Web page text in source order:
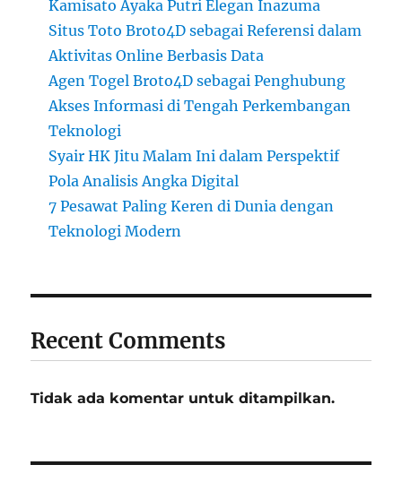
Kamisato Ayaka Putri Elegan Inazuma
Situs Toto Broto4D sebagai Referensi dalam
Aktivitas Online Berbasis Data
Agen Togel Broto4D sebagai Penghubung
Akses Informasi di Tengah Perkembangan
Teknologi
Syair HK Jitu Malam Ini dalam Perspektif
Pola Analisis Angka Digital
7 Pesawat Paling Keren di Dunia dengan
Teknologi Modern
Recent Comments
Tidak ada komentar untuk ditampilkan.